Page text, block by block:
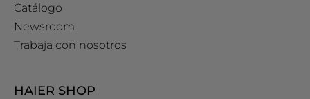
Catálogo
Newsroom
Trabaja con nosotros
HAIER SHOP